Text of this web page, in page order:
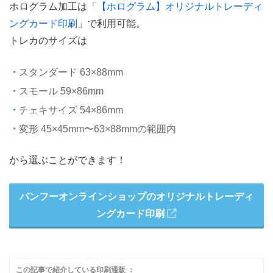
ホログラム加工は「
【ホログラム】オリジナルトレーディ
ングカード印刷 」で利用可能。
トレカのサイズは
スタンダード 63×88mm
スモール 59×86mm
チェキサイズ 54×86mm
変形 45×45mm〜63×88mmの範囲内
から選ぶことができます！
バンフーオンラインショップのオリジナルトレーディ
ングカード印刷
この記事で紹介している印刷通販 ：